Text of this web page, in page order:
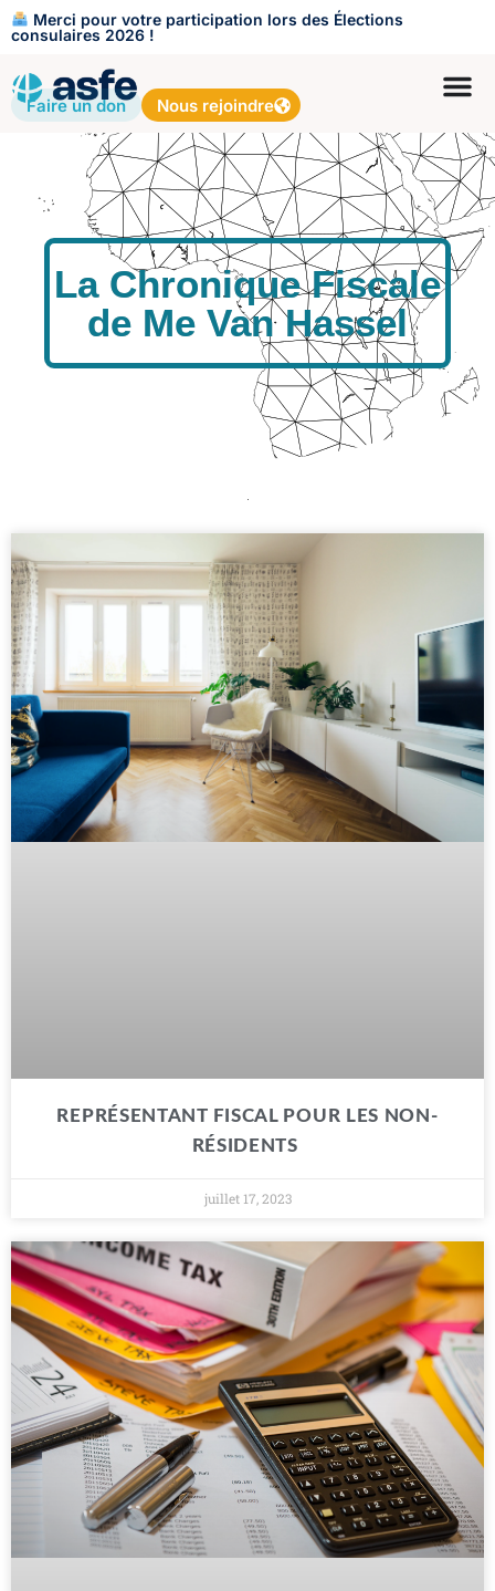
Merci pour votre participation lors des Élections
consulaires 2026 !
Faire un don Nous rejoindre
La Chronique Fiscale
de Me Van Hassel
REPRÉSENTANT FISCAL POUR LES NON-
RÉSIDENTS
juillet 17, 2023